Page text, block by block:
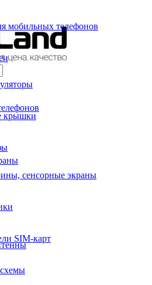
мобильных телефонов
крышки
сенсорные экраны
SIM-карт